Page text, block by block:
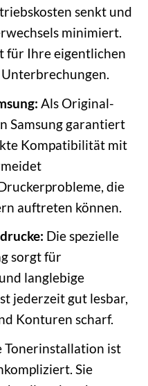
senkt und
minimiert.
für Ihre eigentlichen
Als Original-
Samsung garantiert
Kompatibilität mit
die
auftreten können.
Die spezielle
sorgt für
langlebige
jederzeit gut lesbar,
Konturen scharf.
Tonerinstallation ist
Sie